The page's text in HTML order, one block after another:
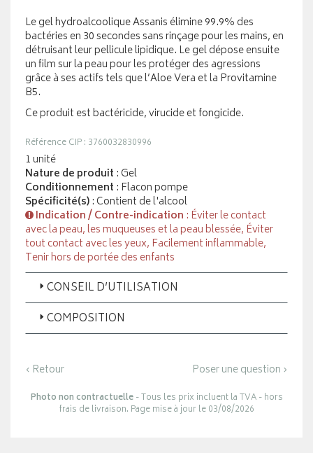
Le gel hydroalcoolique Assanis élimine 99.9% des
bactéries en 30 secondes sans rinçage pour les mains, en
détruisant leur pellicule lipidique. Le gel dépose ensuite
un film sur la peau pour les protéger des agressions
grâce à ses actifs tels que l’Aloe Vera et la Provitamine
B5.
Ce produit est bactéricide, virucide et fongicide.
Référence CIP : 3760032830996
1 unité
Nature de produit : Gel
Conditionnement : Flacon pompe
Spécificité(s): Contient de l'alcool
Indication / Contre-indication : Éviter le contact
avec la peau, les muqueuses et la peau blessée, Éviter
tout contact avec les yeux, Facilement inflammable,
Tenir hors de portée des enfants
CONSEIL D’UTILISATION
COMPOSITION
‹ Retour Poser une question ›
Photo non contractuelle- Tous les prix incluent la TVA - hors
frais de livraison. Page mise à jour le 03/08/2026